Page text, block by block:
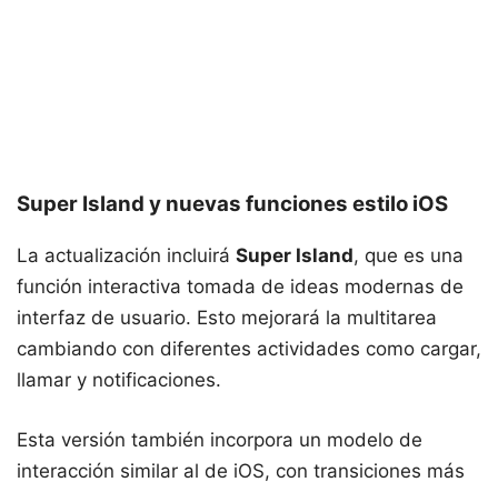
Super Island y nuevas funciones estilo iOS
La actualización incluirá Super Island, que es una
función interactiva tomada de ideas modernas de
interfaz de usuario. Esto mejorará la multitarea
cambiando con diferentes actividades como cargar,
llamar y notificaciones.
Esta versión también incorpora un modelo de
interacción similar al de iOS, con transiciones más